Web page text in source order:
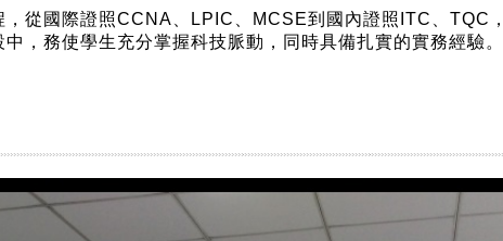
從國際證照CCNA、LPIC、MCSE到國內證照ITC、TQC
，務使學生充分掌握科技脈動，同時具備扎實的實務經驗。